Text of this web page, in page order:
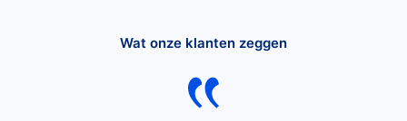
Wat onze klanten zeggen